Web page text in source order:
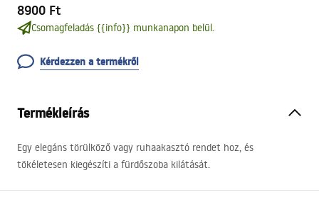
8900 Ft
Csomagfeladás {{info}} munkanapon belül.
Kérdezzen a termékről
Termékleírás
Egy elegáns törülköző vagy ruhaakasztó rendet hoz, és
tökéletesen kiegészíti a fürdőszoba kilátását.